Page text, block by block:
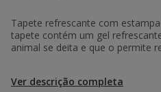
Tapete refrescante com
tapete contém um gel
animal se deita e que o permite
Ver descrição completa